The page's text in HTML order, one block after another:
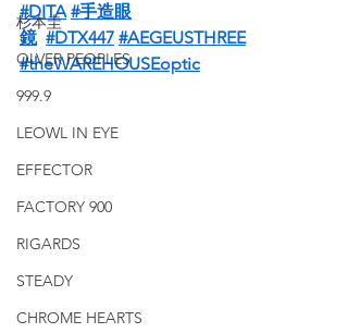
杉本圭
OLVER PEOPLES
999.9
LEOWL IN EYE
EFFECTOR
FACTORY 900
RIGARDS
STEADY
CHROME HEARTS
#DITA #手造眼
鏡 #DTX447 #AEGEUSTHREE
#theWAREHOUSEoptic